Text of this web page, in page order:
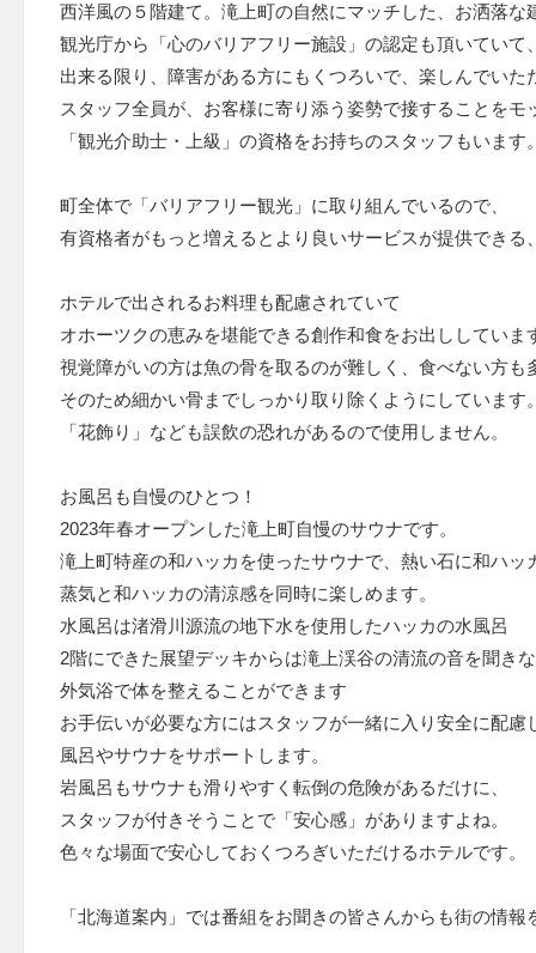
西洋風の５階建て。滝上町の自然にマッチした、お洒落な
観光庁から「心のバリアフリー施設」の認定も頂いていて
出来る限り、障害がある方にもくつろいで、楽しんでいた
スタッフ全員が、お客様に寄り添う姿勢で接することをモ
「観光介助士・上級」の資格をお持ちのスタッフもいます
町全体で「バリアフリー観光」に取り組んでいるので、
有資格者がもっと増えるとより良いサービスが提供できる
ホテルで出されるお料理も配慮されていて
オホーツクの恵みを堪能できる創作和食をお出ししていま
視覚障がいの方は魚の骨を取るのが難しく、食べない方も
そのため細かい骨までしっかり取り除くようにしています
「花飾り」なども誤飲の恐れがあるので使用しません。
お風呂も自慢のひとつ！
2023年春オープンした滝上町自慢のサウナです。
滝上町特産の和ハッカを使ったサウナで、熱い石に和ハッ
蒸気と和ハッカの清涼感を同時に楽しめます。
水風呂は渚滑川源流の地下水を使用したハッカの水風呂
2階にできた展望デッキからは滝上渓谷の清流の音を聞き
外気浴で体を整えることができます
お手伝いが必要な方にはスタッフが一緒に入り安全に配慮
風呂やサウナをサポートします。
岩風呂もサウナも滑りやすく転倒の危険があるだけに、
スタッフが付きそうことで「安心感」がありますよね。
色々な場面で安心しておくつろぎいただけるホテルです。
「北海道案内」では番組をお聞きの皆さんからも街の情